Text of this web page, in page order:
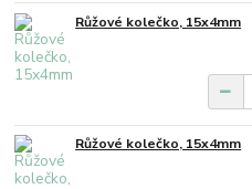
Růžové kolečko, 15x4mm
Růžové kolečko, 15x4mm